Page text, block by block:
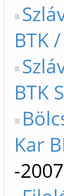
BTK
BTK
Kar
-2007